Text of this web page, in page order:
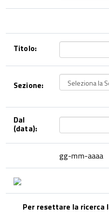
Titolo:
Sezione:
Dal
(data):
gg-mm-aaaa
Per resettare la ricerca